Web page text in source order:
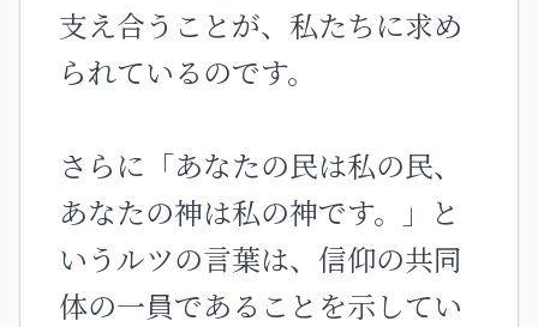
支え合うことが、私たちに求め
られているのです。
さらに「あなたの民は私の民、
あなたの神は私の神です。」と
いうルツの言葉は、信仰の共同
体の一員であることを示してい